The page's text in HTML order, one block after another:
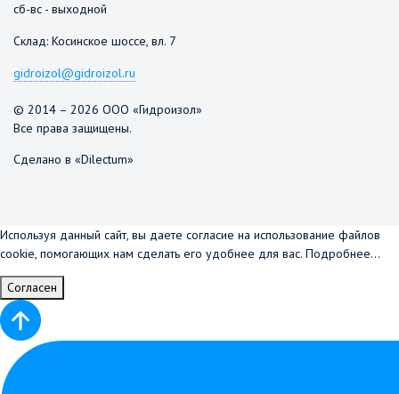
сб-вс - выходной
Склад: Косинское шоссе, вл. 7
gidroizol@gidroizol.ru
© 2014 – 2026 ООО «Гидроизол»
Все права защищены.
Сделано в «Dilectum»
Используя данный сайт, вы даете согласие на использование файлов
cookie, помогающих нам сделать его удобнее для вас. Подробнее...
Согласен